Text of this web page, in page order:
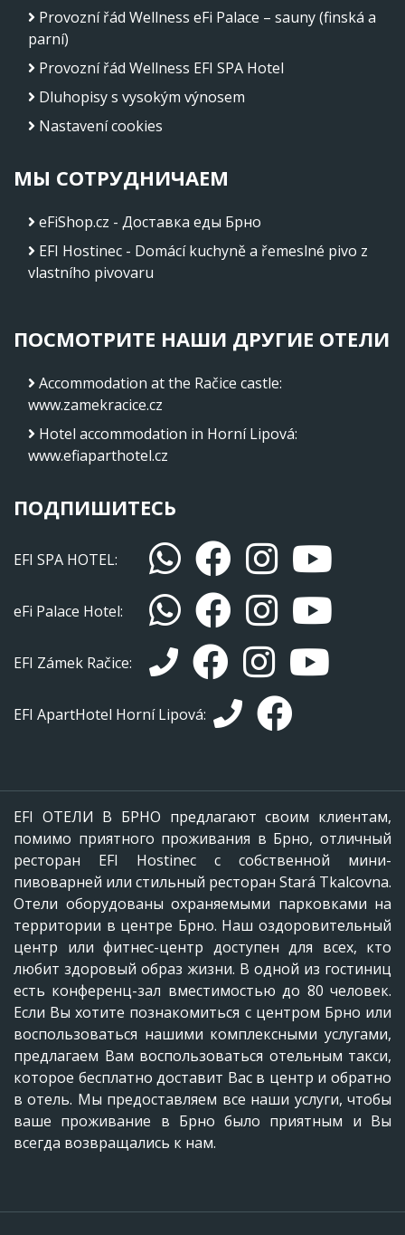
Provozní řád Wellness eFi Palace – sauny (finská a
parní)
Provozní řád Wellness EFI SPA Hotel
Dluhopisy s vysokým výnosem
Nastavení cookies
МЫ СОТРУДНИЧАЕМ
eFiShop.cz - Доставка еды Брно
EFI Hostinec - Domácí kuchyně a řemeslné pivo z
vlastního pivovaru
ПОСМОТРИТЕ НАШИ ДРУГИЕ ОТЕЛИ
Accommodation at the Račice castle:
www.zamekracice.cz
Hotel accommodation in Horní Lipová:
www.efiaparthotel.cz
ПОДПИШИТЕСЬ
EFI SPA HOTEL:
eFi Palace Hotel:
EFI Zámek Račice:
EFI ApartHotel Horní Lipová:
EFI ОТЕЛИ В БРНО предлагают своим клиентам,
помимо приятного проживания в Брно, отличный
ресторан EFI Hostinec с собственной мини-
пивоварней или стильный ресторан Stará Tkalcovna.
Отели оборудованы охраняемыми парковками на
территории в центре Брно. Наш оздоровительный
центр или фитнес-центр доступен для всех, кто
любит здоровый образ жизни. В одной из гостиниц
есть конференц-зал вместимостью до 80 человек.
Если Вы хотите познакомиться с центром Брно или
воспользоваться нашими комплексными услугами,
предлагаем Вам воспользоваться отельным такси,
которое бесплатно доставит Вас в центр и обратно
в отель. Мы предоставляем все наши услуги, чтобы
ваше проживание в Брно было приятным и Вы
всегда возвращались к нам.